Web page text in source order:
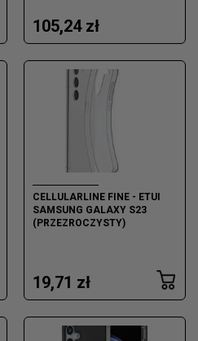
105,24 zł
CELLULARLINE FINE - ETUI
SAMSUNG GALAXY S23
(PRZEZROCZYSTY)
19,71 zł